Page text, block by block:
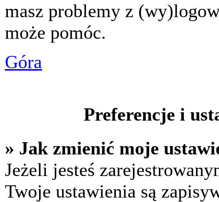
masz problemy z
może pomóc.
Góra
Preferencje i
» Jak zmienić moje
Jeżeli jesteś
Twoje ustawienia są